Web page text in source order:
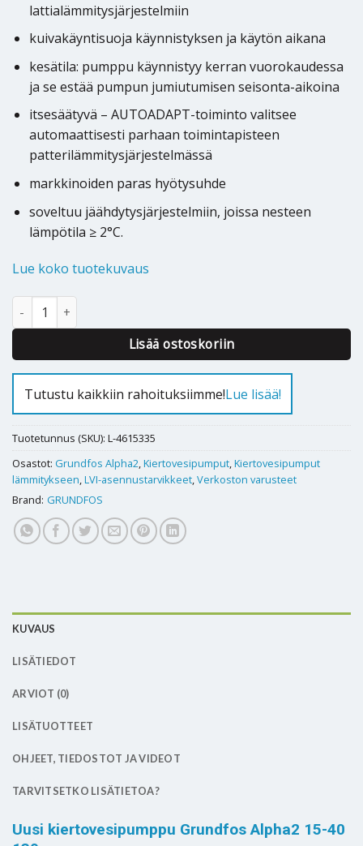
lattialämmitysjärjestelmiin
kuivakäyntisuoja käynnistyksen ja käytön aikana
kesätila: pumppu käynnistyy kerran vuorokaudessa
ja se estää pumpun jumiutumisen seisonta-aikoina
itsesäätyvä – AUTOADAPT-toiminto valitsee
automaattisesti parhaan toimintapisteen
patterilämmitysjärjestelmässä
markkinoiden paras hyötysuhde
soveltuu jäähdytysjärjestelmiin, joissa nesteen
lämpötila ≥ 2°C.
Lue koko tuotekuvaus
Kiertovesipumppu Grundfos Alpha2 15-40 130 määrä
Lisää ostoskoriin
Alternative:
Tutustu kaikkiin rahoituksiimme!Lue lisää!
Tuotetunnus (SKU): L-4615335
Osastot: Grundfos Alpha2,Kiertovesipumput,Kiertovesipumput
lämmitykseen,LVI-asennustarvikkeet,Verkoston varusteet
Brand: GRUNDFOS
KUVAUS
LISÄTIEDOT
ARVIOT (0)
LISÄTUOTTEET
OHJEET, TIEDOSTOT JA VIDEOT
TARVITSETKO LISÄTIETOA?
Uusi kiertovesipumppu Grundfos Alpha2 15-40